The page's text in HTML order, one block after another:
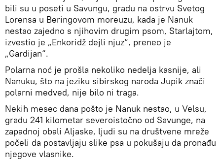
bili su u poseti u Savungu, gradu na ostrvu Svetog
Lorensa u Beringovom moreuzu, kada je Nanuk
nestao zajedno s njihovim drugim psom, Starlajtom,
izvestio je „Enkoridž dejli njuz“, preneo je
„Gardijan“.
Polarna noć je prošla nekoliko nedelja kasnije, ali
Nanuku, što na jeziku sibirskog naroda Jupik znači
polarni medved, nije bilo ni traga.
Nekih mesec dana pošto je Nanuk nestao, u Velsu,
gradu 241 kilometar severoistočno od Savunge, na
zapadnoj obali Aljaske, ljudi su na društvene mreže
počeli da postavljaju slike psa u pokušaju da pronađu
njegove vlasnike.